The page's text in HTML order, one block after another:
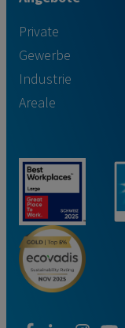
Private
Gewerbe
Industrie
Areale